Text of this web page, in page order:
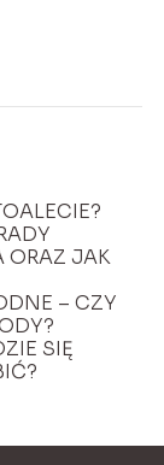
ORAZ JAK
– CZY
SIĘ